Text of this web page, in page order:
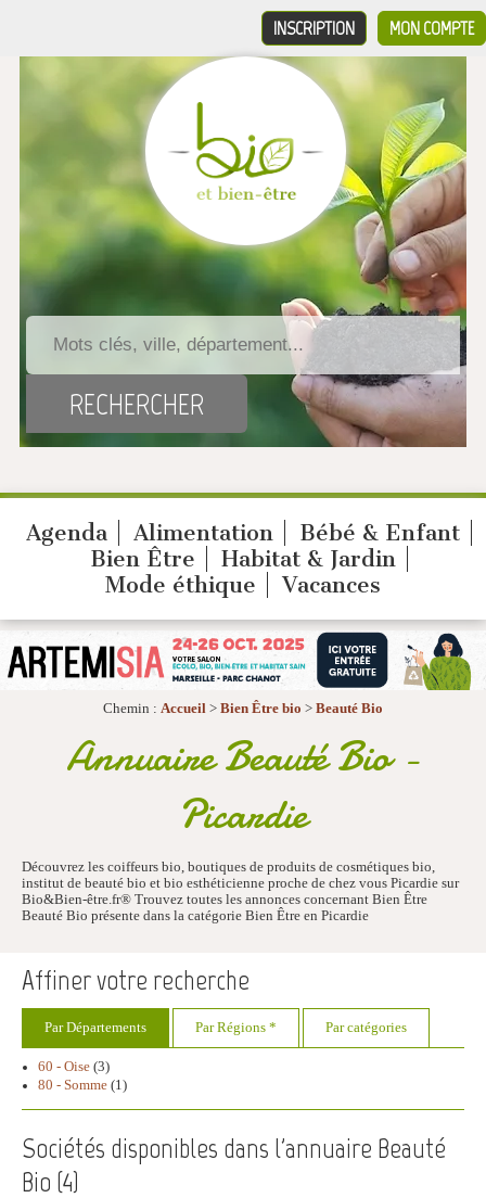
MON COMPTE
INSCRIPTION
Agenda Alimentation
Bébé & Enfant
Bien Être
Habitat & Jardin
Mode éthique
Vacances
Chemin : Accueil > Bien Être bio > Beauté Bio
Annuaire Beauté Bio -
Picardie
Découvrez les coiffeurs bio, boutiques de produits de cosmétiques bio,
institut de beauté bio et bio esthéticienne proche de chez vous Picardie sur
Bio&Bien-être.fr® Trouvez toutes les annonces concernant Bien Être
Beauté Bio présente dans la catégorie Bien Être en Picardie
Affiner votre recherche
Par Départements Par Régions * Par catégories
60 - Oise (3)
80 - Somme (1)
Sociétés disponibles dans l'annuaire Beauté
Bio (4)